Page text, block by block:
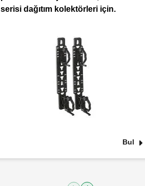
serisi dağıtım kolektörleri için.
Bul